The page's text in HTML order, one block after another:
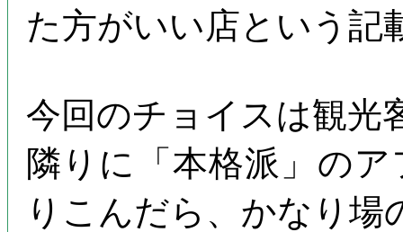
た方がいい店という記
今回のチョイスは観光
隣りに「本格派」の
りこんだら、かなり場